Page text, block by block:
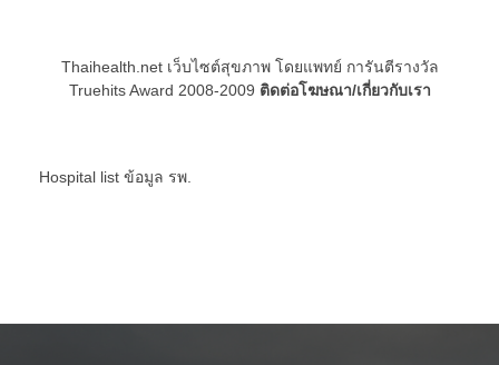
Thaihealth.net เว็บไซต์สุขภาพ โดยแพทย์ การันตีรางวัล
Truehits Award 2008-2009 ติดต่อโฆษณา/เกี่ยวกับเรา
Hospital list ข้อมูล รพ.